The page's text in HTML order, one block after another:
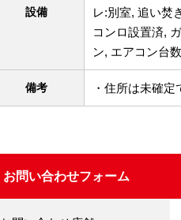
設備
レ:別室, 追い焚
コンロ設置済,
ン, エアコン台
備考 ・住所は未確
お問い合わせフォーム